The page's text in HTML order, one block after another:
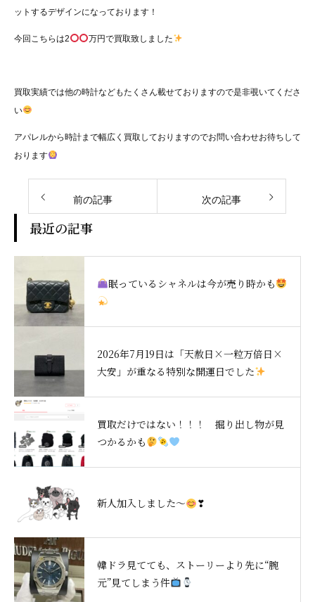
ットするデザインになっております！
今回こちらは2 万円で買取致しました
買取実績では他の時計などもたくさん載せておりますので是非覗いてくださ
い
アパレルから時計まで幅広く買取しておりますのでお問い合わせお待ちして
おります
前の記事 次の記事
最近の記事
眠っているシャネルは今が売り時かも
2026年7月19日は「天赦日×一粒万倍日×
大安」が重なる特別な開運日でした
買取だけではない！！！ 掘り出し物が見
つかるかも
新人加入しました～ ❣
韓ドラ見てても、ストーリーより先に“腕
元”見てしまう件